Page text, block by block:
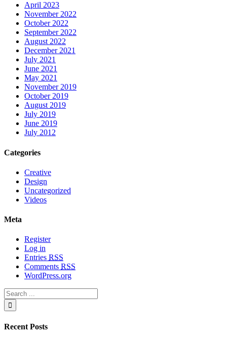
April 2023
November 2022
October 2022
September 2022
August 2022
December 2021
July 2021
June 2021
May 2021
November 2019
October 2019
August 2019
July 2019
June 2019
July 2012
Categories
Creative
Design
Uncategorized
Videos
Meta
Register
Log in
Entries RSS
Comments RSS
WordPress.org
Recent Posts